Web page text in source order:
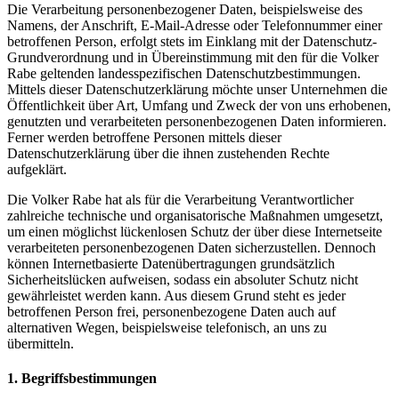
Die Verarbeitung personenbezogener Daten, beispielsweise des
Namens, der Anschrift, E-Mail-Adresse oder Telefonnummer einer
betroffenen Person, erfolgt stets im Einklang mit der Datenschutz-
Grundverordnung und in Übereinstimmung mit den für die Volker
Rabe geltenden landesspezifischen Datenschutzbestimmungen.
Mittels dieser Datenschutzerklärung möchte unser Unternehmen die
Öffentlichkeit über Art, Umfang und Zweck der von uns erhobenen,
genutzten und verarbeiteten personenbezogenen Daten informieren.
Ferner werden betroffene Personen mittels dieser
Datenschutzerklärung über die ihnen zustehenden Rechte
aufgeklärt.
Die Volker Rabe hat als für die Verarbeitung Verantwortlicher
zahlreiche technische und organisatorische Maßnahmen umgesetzt,
um einen möglichst lückenlosen Schutz der über diese Internetseite
verarbeiteten personenbezogenen Daten sicherzustellen. Dennoch
können Internetbasierte Datenübertragungen grundsätzlich
Sicherheitslücken aufweisen, sodass ein absoluter Schutz nicht
gewährleistet werden kann. Aus diesem Grund steht es jeder
betroffenen Person frei, personenbezogene Daten auch auf
alternativen Wegen, beispielsweise telefonisch, an uns zu
übermitteln.
1. Begriffsbestimmungen